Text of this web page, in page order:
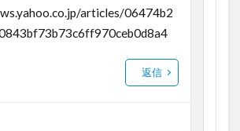
articles/06474b2
返信